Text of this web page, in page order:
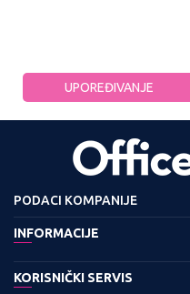
UPOREĐIVANJE
PODACI KOMPANIJE
Adresa :
11158 Beograd
INFORMACIJE
O nama
KORISNIČKI SERVIS